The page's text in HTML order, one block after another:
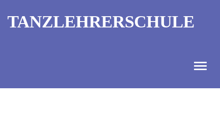
TANZLEHRERSCHULE